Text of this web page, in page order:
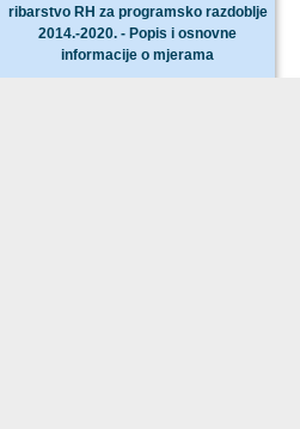
ribarstvo RH za programsko razdoblje
2014.-2020. - Popis i osnovne
informacije o mjerama